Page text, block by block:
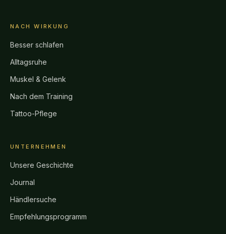
NACH WIRKUNG
Besser schlafen
Alltagsruhe
Muskel & Gelenk
Nach dem Training
Tattoo-Pflege
UNTERNEHMEN
Unsere Geschichte
Journal
Händlersuche
Empfehlungsprogramm